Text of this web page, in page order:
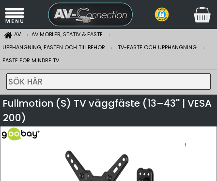
AV
AV MÖBLER, STATIV & FÄSTE
UPPHÄNGNING, FÄSTEN OCH TILLBEHÖR
TV-FÄSTE OCH UPPHÄNGNING
FÄSTE FÖR MINDRE TV
SÖK HÄR
Fullmotion (S) TV väggfäste (13–43'' | VESA
200)